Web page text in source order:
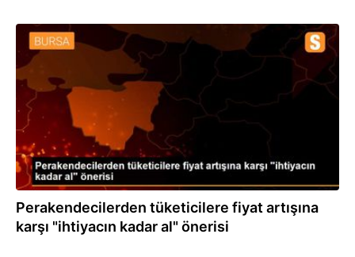
12.03.2020
Perakendecilerden tüketicilere fiyat artışına
karşı "ihtiyacın kadar al" önerisi